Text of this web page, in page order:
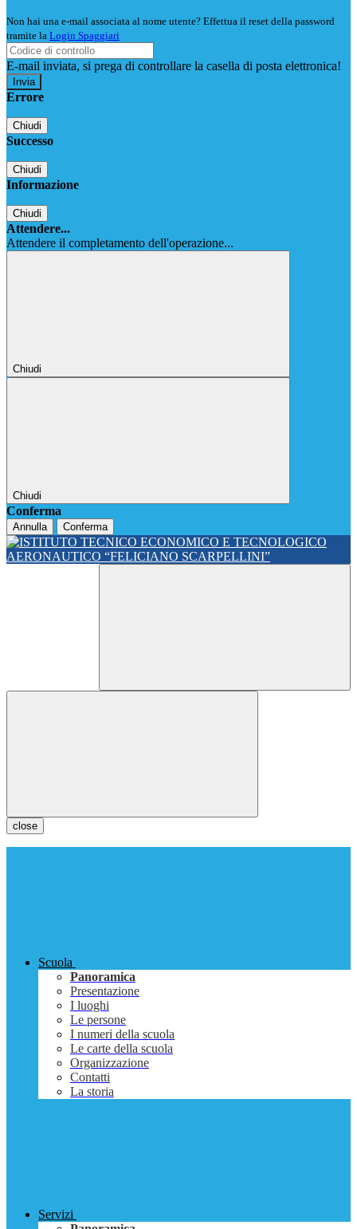
Non hai una e-mail associata al nome utente? Effettua il reset della password
tramite la Login Spaggiari
E-mail inviata, si prega di controllare la casella di posta elettronica!
Errore
Chiudi
Successo
Chiudi
Informazione
Chiudi
Attendere...
Attendere il completamento dell'operazione...
Chiudi
Chiudi
Conferma
Annulla Conferma
close
Scuola
Panoramica
Presentazione
I luoghi
Le persone
I numeri della scuola
Le carte della scuola
Organizzazione
Contatti
La storia
Servizi